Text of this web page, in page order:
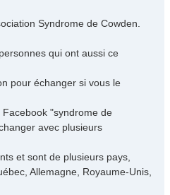
Syndrome de Cowden.
qui ont aussi ce
pour échanger si vous le
"syndrome de
avec plusieurs
et sont de plusieurs pays,
Allemagne, Royaume-Unis,